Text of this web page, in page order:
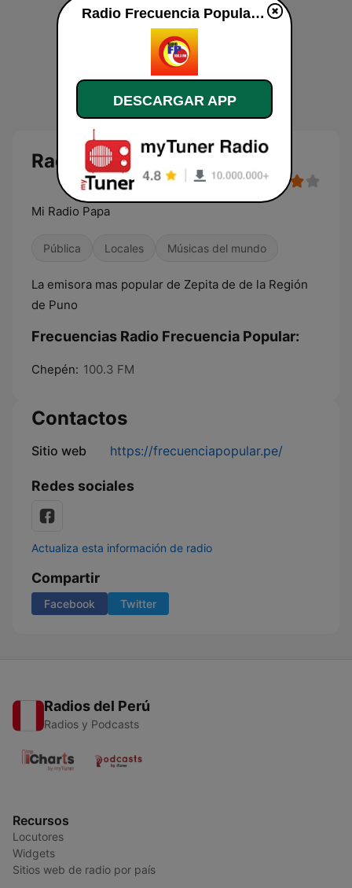
Radio Frecuencia Popular
Mi Radio Papa
Pública Locales Músicas del mundo
La emisora mas popular de Zepita de de la Región
de Puno
Frecuencias Radio Frecuencia Popular:
Chepén: 100.3 FM
Contactos
Sitio web https://frecuenciapopular.pe/
Redes sociales
Actualiza esta información de radio
Compartir
Facebook Twitter
Radios del Perú
Radios y Podcasts
Recursos
Locutores
Widgets
Sitios web de radio por país
Radio Frecuencia Popular en vivo
DESCARGAR APP